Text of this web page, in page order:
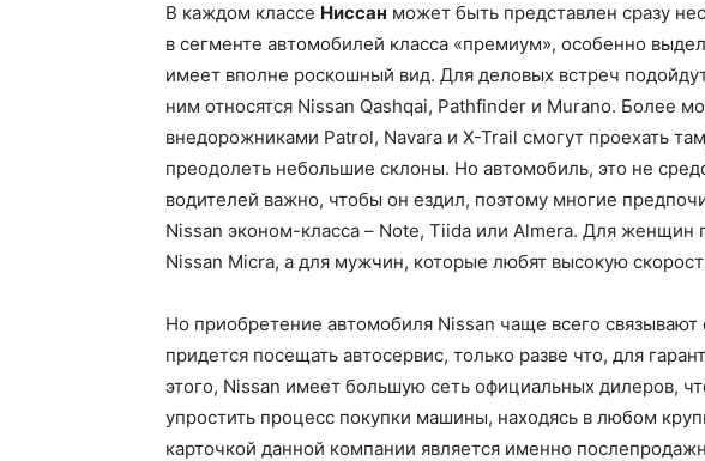
В каждом классе Ниссан может быть представлен сразу
в сегменте автомобилей класса «премиум», особенно
имеет вполне роскошный вид. Для деловых встреч
ним относятся Nissan Qashqai, Pathfinder и Murano. Более
внедорожниками Patrol, Navara и X-Trail смогут проехать
преодолеть небольшие склоны. Но автомобиль, это не
водителей важно, чтобы он ездил, поэтому многие
Nissan эконом-класса – Note, Tiida или Almera. Для
Nissan Micra, а для мужчин, которые любят высокую
Но приобретение автомобиля Nissan чаще всего
придется посещать автосервис, только разве что, для
этого, Nissan имеет большую сеть официальных дилеров,
упростить процесс покупки машины, находясь в любом
карточкой данной компании является именно